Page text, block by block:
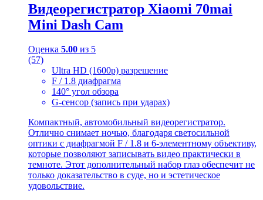
Видеорегистратор Xiaomi 70mai
Mini Dash Cam
Оценка 5.00 из 5
(57)
Ultra HD (1600p) разрешение
F / 1.8 диафрагма
140° угол обзора
G-сенсор (запись при ударах)
Компактный, автомобильный видеорегистратор.
Отлично снимает ночью, благодаря светосильной
оптики с диафрагмой F / 1.8 и 6-элементному объективу,
которые позволяют записывать видео практически в
темноте. Этот дополнительный набор глаз обеспечит не
только доказательство в суде, но и эстетическое
удовольствие.